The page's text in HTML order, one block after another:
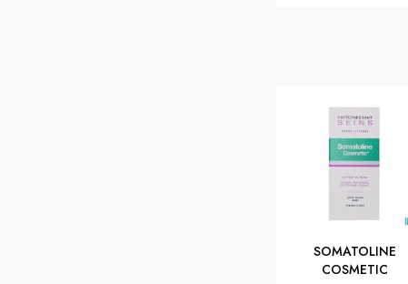
SOMATOLINE
COSMETIC